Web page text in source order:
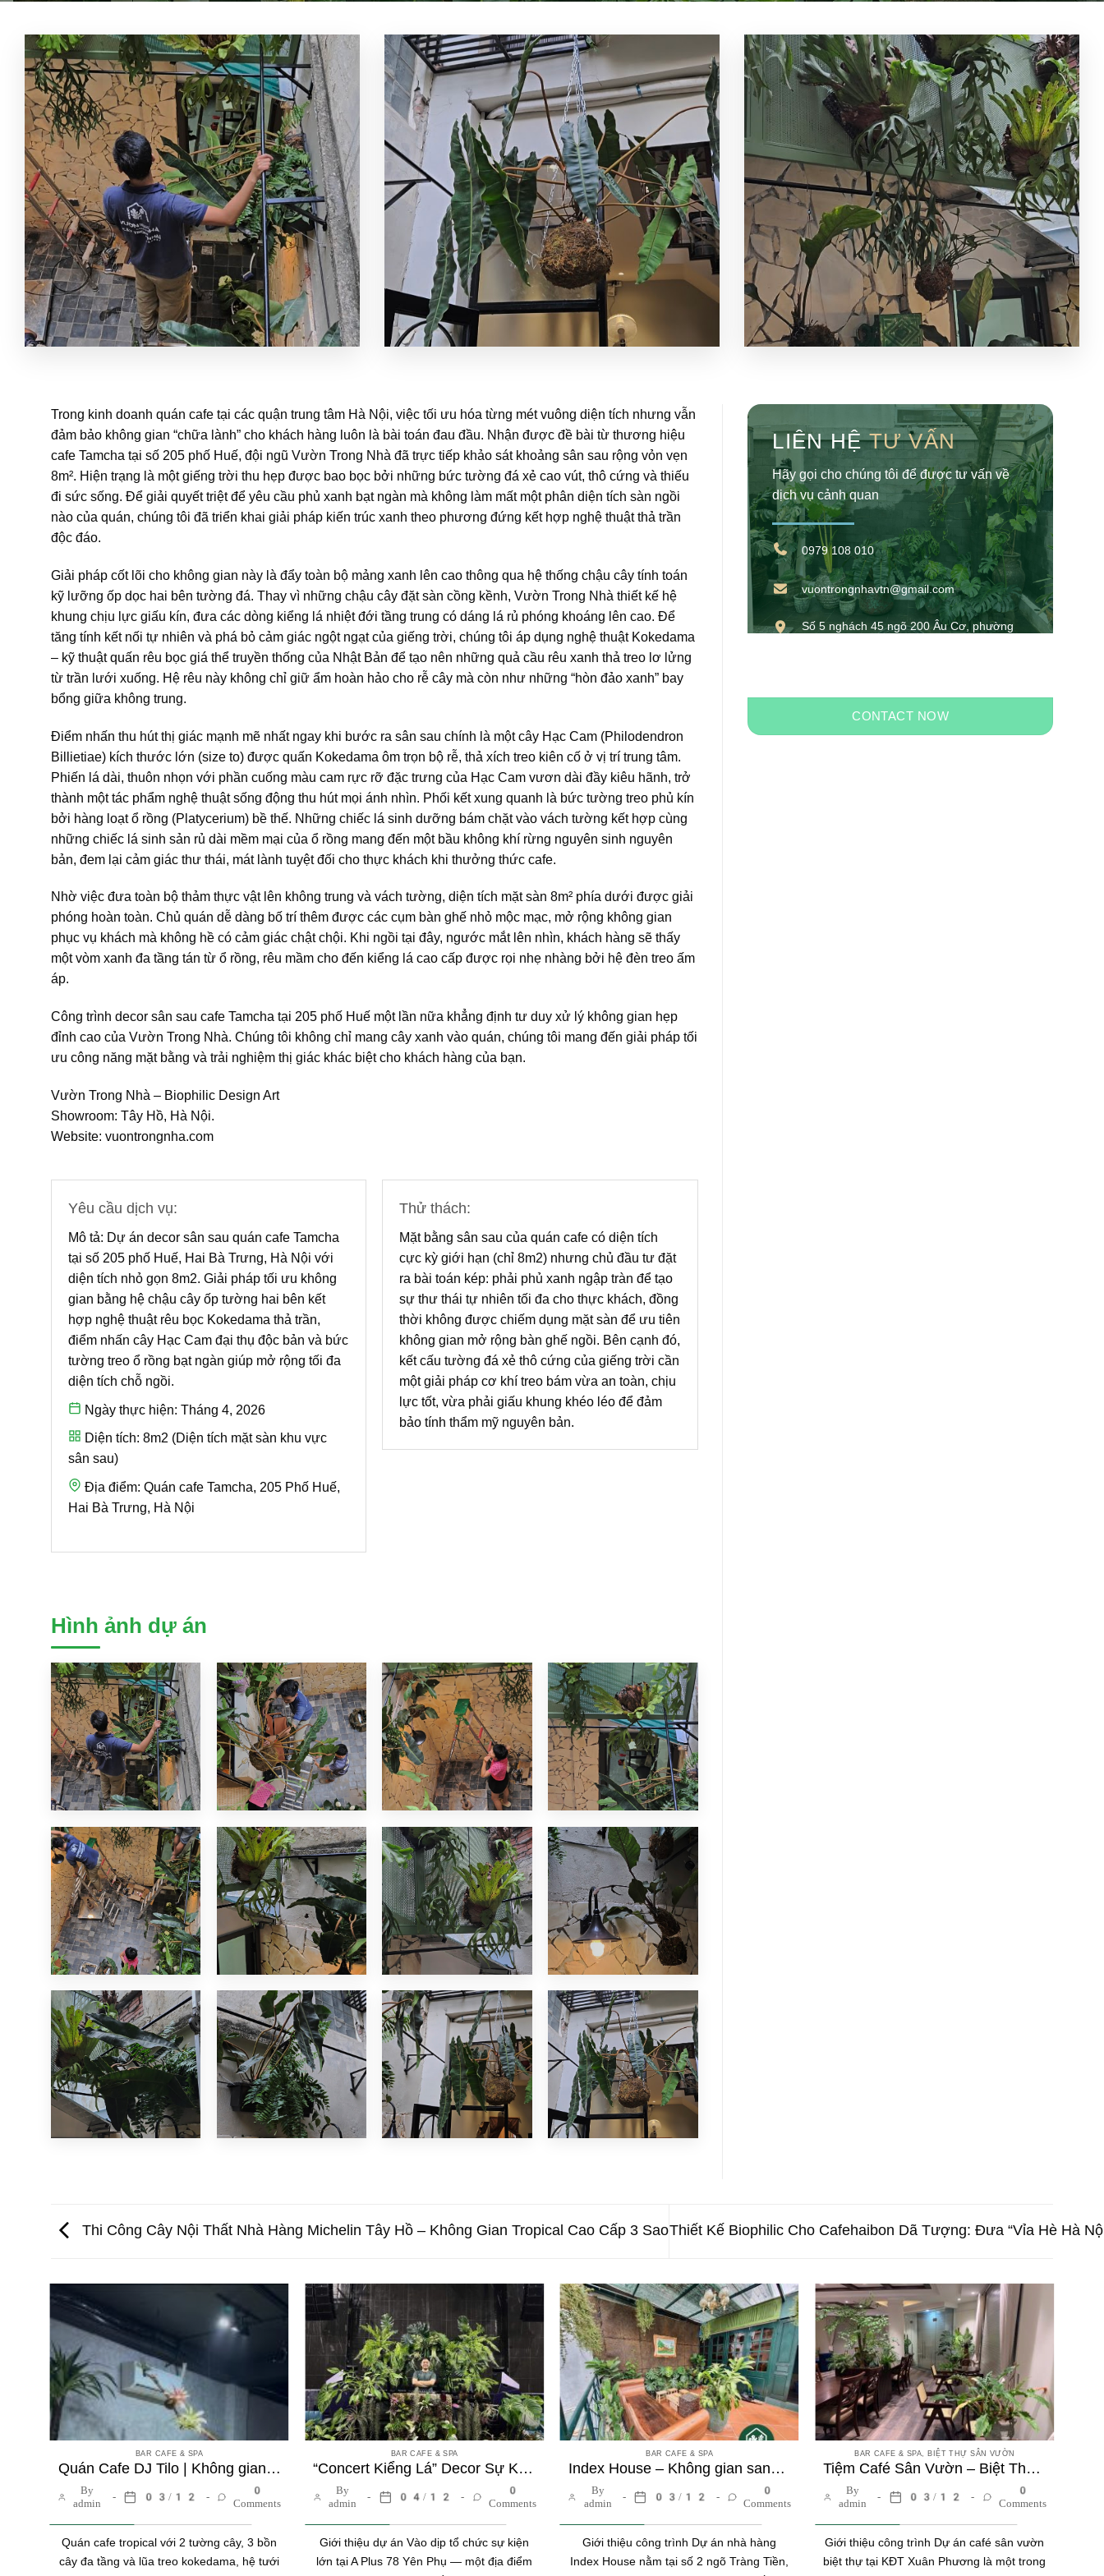
Trong kinh doanh quán cafe tại các quận trung tâm Hà Nội, việc tối ưu hóa từng mét vuông diện tích nhưng vẫn
đảm bảo không gian “chữa lành” cho khách hàng luôn là bài toán đau đầu. Nhận được đề bài từ thương hiệu
cafe Tamcha tại số 205 phố Huế, đội ngũ Vườn Trong Nhà đã trực tiếp khảo sát khoảng sân sau rộng vỏn vẹn
8m². Hiện trạng là một giếng trời thu hẹp được bao bọc bởi những bức tường đá xẻ cao vút, thô cứng và thiếu
đi sức sống. Để giải quyết triệt để yêu cầu phủ xanh bạt ngàn mà không làm mất một phân diện tích sàn ngồi
nào của quán, chúng tôi đã triển khai giải pháp kiến trúc xanh theo phương đứng kết hợp nghệ thuật thả trần
độc đáo.
Giải pháp cốt lõi cho không gian này là đẩy toàn bộ mảng xanh lên cao thông qua hệ thống chậu cây tính toán
kỹ lưỡng ốp dọc hai bên tường đá. Thay vì những chậu cây đặt sàn cồng kềnh, Vườn Trong Nhà thiết kế hệ
khung chịu lực giấu kín, đưa các dòng kiểng lá nhiệt đới tầng trung có dáng lá rủ phóng khoáng lên cao. Để
tăng tính kết nối tự nhiên và phá bỏ cảm giác ngột ngạt của giếng trời, chúng tôi áp dụng nghệ thuật Kokedama
– kỹ thuật quấn rêu bọc giá thể truyền thống của Nhật Bản để tạo nên những quả cầu rêu xanh thả treo lơ lửng
từ trần lưới xuống. Hệ rêu này không chỉ giữ ẩm hoàn hảo cho rễ cây mà còn như những “hòn đảo xanh” bay
bổng giữa không trung.
Điểm nhấn thu hút thị giác mạnh mẽ nhất ngay khi bước ra sân sau chính là một cây Hạc Cam (Philodendron
Billietiae) kích thước lớn (size to) được quấn Kokedama ôm trọn bộ rễ, thả xích treo kiên cố ở vị trí trung tâm.
Phiến lá dài, thuôn nhọn với phần cuống màu cam rực rỡ đặc trưng của Hạc Cam vươn dài đầy kiêu hãnh, trở
thành một tác phẩm nghệ thuật sống động thu hút mọi ánh nhìn. Phối kết xung quanh là bức tường treo phủ kín
bởi hàng loạt ổ rồng (Platycerium) bề thế. Những chiếc lá sinh dưỡng bám chặt vào vách tường kết hợp cùng
những chiếc lá sinh sản rủ dài mềm mại của ổ rồng mang đến một bầu không khí rừng nguyên sinh nguyên
bản, đem lại cảm giác thư thái, mát lành tuyệt đối cho thực khách khi thưởng thức cafe.
Nhờ việc đưa toàn bộ thảm thực vật lên không trung và vách tường, diện tích mặt sàn 8m² phía dưới được giải
phóng hoàn toàn. Chủ quán dễ dàng bố trí thêm được các cụm bàn ghế nhỏ mộc mạc, mở rộng không gian
phục vụ khách mà không hề có cảm giác chật chội. Khi ngồi tại đây, ngước mắt lên nhìn, khách hàng sẽ thấy
một vòm xanh đa tầng tán từ ổ rồng, rêu mầm cho đến kiểng lá cao cấp được rọi nhẹ nhàng bởi hệ đèn treo ấm
áp.
Công trình decor sân sau cafe Tamcha tại 205 phố Huế một lần nữa khẳng định tư duy xử lý không gian hẹp
đỉnh cao của Vườn Trong Nhà. Chúng tôi không chỉ mang cây xanh vào quán, chúng tôi mang đến giải pháp tối
ưu công năng mặt bằng và trải nghiệm thị giác khác biệt cho khách hàng của bạn.
Vườn Trong Nhà – Biophilic Design Art
Showroom: Tây Hồ, Hà Nội.
Website: vuontrongnha.com
Yêu cầu dịch vụ:
Mô tả: Dự án decor sân sau quán cafe Tamcha
tại số 205 phố Huế, Hai Bà Trưng, Hà Nội với
diện tích nhỏ gọn 8m2. Giải pháp tối ưu không
gian bằng hệ chậu cây ốp tường hai bên kết
hợp nghệ thuật rêu bọc Kokedama thả trần,
điểm nhấn cây Hạc Cam đại thụ độc bản và bức
tường treo ổ rồng bạt ngàn giúp mở rộng tối đa
diện tích chỗ ngồi.
Ngày thực hiện: Tháng 4, 2026
Diện tích: 8m2 (Diện tích mặt sàn khu vực
sân sau)
Địa điểm: Quán cafe Tamcha, 205 Phố Huế,
Hai Bà Trưng, Hà Nội
Thử thách:
Mặt bằng sân sau của quán cafe có diện tích
cực kỳ giới hạn (chỉ 8m2) nhưng chủ đầu tư đặt
ra bài toán kép: phải phủ xanh ngập tràn để tạo
sự thư thái tự nhiên tối đa cho thực khách, đồng
thời không được chiếm dụng mặt sàn để ưu tiên
không gian mở rộng bàn ghế ngồi. Bên cạnh đó,
kết cấu tường đá xẻ thô cứng của giếng trời cần
một giải pháp cơ khí treo bám vừa an toàn, chịu
lực tốt, vừa phải giấu khung khéo léo để đảm
bảo tính thẩm mỹ nguyên bản.
Hình ảnh dự án
LIÊN HỆTƯ VẤN
Hãy gọi cho chúng tôi để được tư vấn về
dịch vụ cảnh quan
0979 108 010
vuontrongnhavtn@gmail.com
Số 5 nghách 45 ngõ 200 Âu Cơ, phường
CONTACT NOW
Thi Công Cây Nội Thất Nhà Hàng Michelin Tây Hồ – Không Gian Tropical Cao Cấp 3 SaoThiết Kế Biophilic Cho Cafehaibon Dã Tượng: Đưa “Vỉa Hè Hà
BAR CAFE & SPA
Quán Cafe DJ Tilo | Không gian Tropical với tường cây và bồn cây đa tầng
By
admin
03/12
0
Comments
Quán cafe tropical với 2 tường cây, 3 bồn
cây đa tầng và lũa treo kokedama, hệ tưới
BAR CAFE & SPA
“Concert Kiểng Lá” Decor Sự Kiện – A Plus Bar 78 Yên Phụ
By
admin
04/12
0
Comments
Giới thiệu dự án Vào dịp tổ chức sự kiện
lớn tại A Plus 78 Yên Phụ — một địa điểm
BAR CAFE & SPA
Index House – Không gian sang trọng với cây kiểng lá nội thất và tường cây tinh tế
By
admin
03/12
0
Comments
Giới thiệu công trình Dự án nhà hàng
Index House nằm tại số 2 ngõ Tràng Tiền,
BAR CAFE & SPA, BIỆT THỰ SÂN VƯỜN
Tiệm Café Sân Vườn – Biệt Thự Xuân Phương | Không Gian Tropical Xanh Mát Từ Trong Ra Ngoài
By
admin
03/12
0
Comments
Giới thiệu công trình Dự án café sân vườn
biệt thự tại KĐT Xuân Phương là một trong